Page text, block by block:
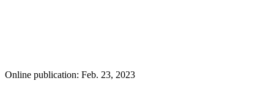
Online publication: Feb. 23, 2023